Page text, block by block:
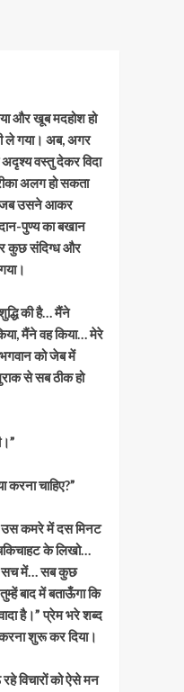
और खूब मदहोश हो
ले गया। अब, अगर
वस्तु देकर विदा
अलग हो सकता
जब उसने आकर
पुण्य का बखान
कुछ संदिग्ध और
की है… मैंने
मैंने वह किया… मेरे
को जेब में
से सब ठीक हो
चाहिए?”
कमरे में दस मिनट
के लिखो…
सच में… सब कुछ
बाद में बताऊँगा कि
है।” प्रेम भरे शब्द
शुरू कर दिया।
विचारों को ऐसे मन